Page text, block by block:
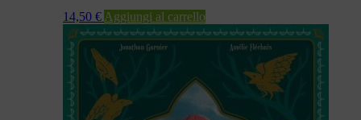
14,50 € Aggiungi al carrello